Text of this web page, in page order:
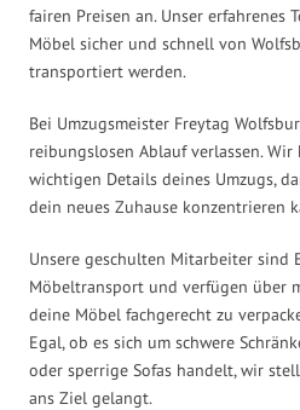
fairen Preisen an. Unser erfahrenes
Möbel sicher und schnell von
transportiert werden.
Bei Umzugsmeister Freytag
reibungslosen Ablauf verlassen.
wichtigen Details deines Umzugs,
dein neues Zuhause konzentrieren
Unsere geschulten Mitarbeiter sind
Möbeltransport und verfügen über
deine Möbel fachgerecht zu
Egal, ob es sich um schwere
oder sperrige Sofas handelt, wir
ans Ziel gelangt.